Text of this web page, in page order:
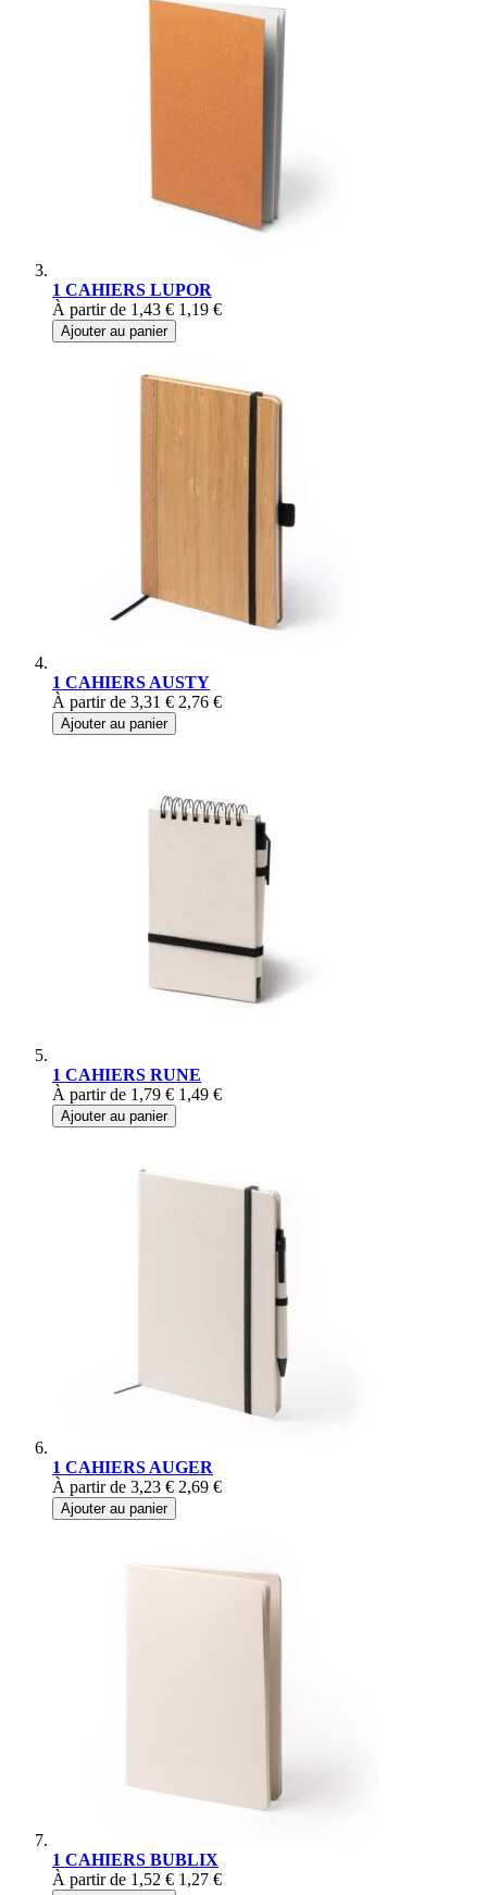
1 CAHIERS LUPOR
À partir de 1,43 € 1,19 €
Ajouter au panier
1 CAHIERS AUSTY
À partir de 3,31 € 2,76 €
Ajouter au panier
1 CAHIERS RUNE
À partir de 1,79 € 1,49 €
Ajouter au panier
1 CAHIERS AUGER
À partir de 3,23 € 2,69 €
Ajouter au panier
1 CAHIERS BUBLIX
À partir de 1,52 € 1,27 €